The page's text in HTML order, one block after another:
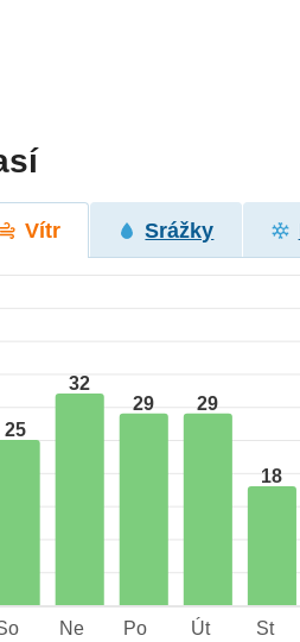
Vítr Srážky
25
32
29
29
18
Ne Po Út St